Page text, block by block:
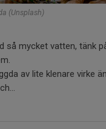
(Unsplash)
så mycket vatten, tänk
av lite klenare virke